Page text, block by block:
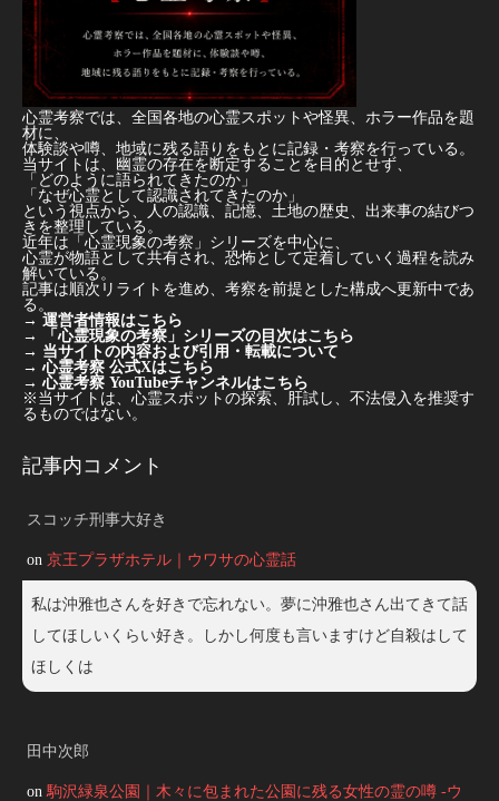
心霊考察では、全国各地の心霊スポットや怪異、ホラー作品を題
材に、
体験談や噂、地域に残る語りをもとに記録・考察を行っている。
当サイトは、幽霊の存在を断定することを目的とせず、
「どのように語られてきたのか」
「なぜ心霊として認識されてきたのか」
という視点から、人の認識、記憶、土地の歴史、出来事の結びつ
きを整理している。
近年は「心霊現象の考察」シリーズを中心に、
心霊が物語として共有され、恐怖として定着していく過程を読み
解いている。
記事は順次リライトを進め、考察を前提とした構成へ更新中であ
る。
→ 運営者情報はこちら
→
「心霊現象の考察」シリーズの目次はこちら
→ 当サイトの内容および引用・転載について
→ 心霊考察 公式Xはこちら
→ 心霊考察 YouTubeチャンネルはこちら
※当サイトは、心霊スポットの探索、肝試し、不法侵入を推奨す
るものではない。
記事内コメント
スコッチ刑事大好き
on 京王プラザホテル｜ウワサの心霊話
私は沖雅也さんを好きで忘れない。夢に沖雅也さん出てきて話
してほしいくらい好き。しかし何度も言いますけど自殺はして
ほしくは
田中次郎
on 駒沢緑泉公園｜木々に包まれた公園に残る女性の霊の噂 -ウ